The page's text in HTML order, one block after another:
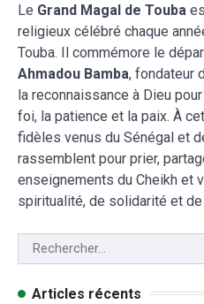
Le Grand Magal de Touba
religieux célébré chaque
Touba. Il commémore le
Ahmadou Bamba, fondateur
la reconnaissance à Dieu
foi, la patience et la paix. À
fidèles venus du Sénégal et
rassemblent pour prier,
enseignements du Cheikh et
spiritualité, de solidarité et
Articles récents